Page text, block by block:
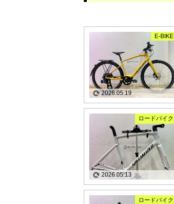
E-BIKE
2026.05.19
ロードバイク
2026.05.13
ロードバイク